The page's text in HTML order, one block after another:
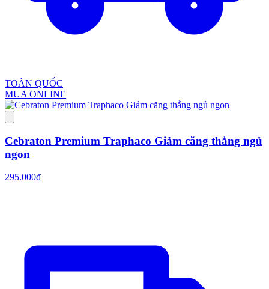
TOÀN QUỐC
MUA ONLINE
Cebraton Premium Traphaco Giảm căng thẳng ngủ
ngon
295.000đ